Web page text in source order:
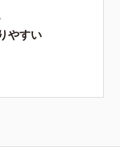
やすい